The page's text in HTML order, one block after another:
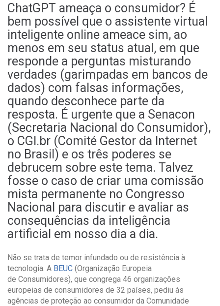
ChatGPT ameaça o consumidor? É
bem possível que o assistente virtual
inteligente online ameace sim, ao
menos em seu status atual, em que
responde a perguntas misturando
verdades (garimpadas em bancos de
dados) com falsas informações,
quando desconhece parte da
resposta. É urgente que a Senacon
(Secretaria Nacional do Consumidor),
o CGI.br (Comité Gestor da Internet
no Brasil) e os três poderes se
debrucem sobre este tema. Talvez
fosse o caso de criar uma comissão
mista permanente no Congresso
Nacional para discutir e avaliar as
consequências da inteligência
artificial em nosso dia a dia.
Não se trata de temor infundado ou de resistência à
tecnologia. A BEUC (Organização Europeia
de Consumidores), que congrega 46 organizações
europeias de consumidores de 32 países, pediu às
agências de proteção ao consumidor da Comunidade